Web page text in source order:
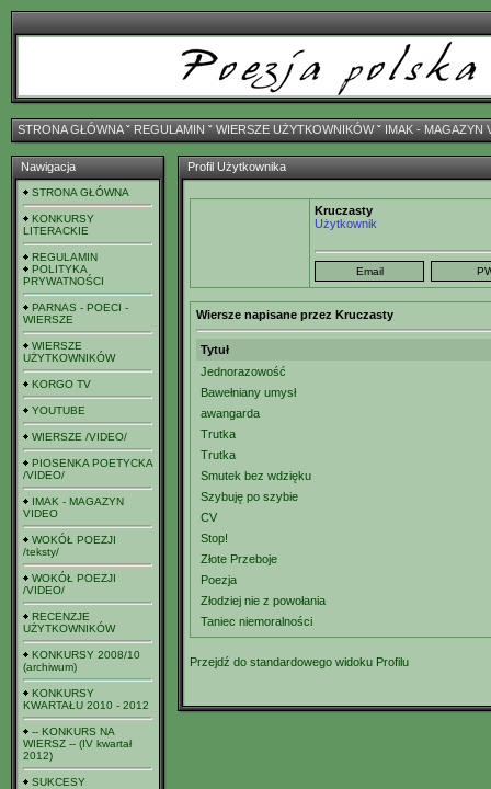
STRONA GŁÓWNAˇ REGULAMIN ˇ WIERSZE UŻYTKOWNIKÓWˇ IMAK - MAGAZYN
Nawigacja
STRONA GŁÓWNA
KONKURSY
LITERACKIE
REGULAMIN
POLITYKA
PRYWATNOŚCI
PARNAS - POECI -
WIERSZE
WIERSZE
UŻYTKOWNIKÓW
KORGO TV
YOUTUBE
WIERSZE /VIDEO/
PIOSENKA POETYCKA
/VIDEO/
IMAK - MAGAZYN
VIDEO
WOKÓŁ POEZJI
/teksty/
WOKÓŁ POEZJI
/VIDEO/
RECENZJE
UŻYTKOWNIKÓW
KONKURSY 2008/10
(archiwum)
KONKURSY
KWARTAŁU 2010 - 2012
-- KONKURS NA
WIERSZ -- (IV kwartał
2012)
SUKCESY
Profil Użytkownika
Kruczasty
Użytkownik
Wiersze napisane przez Kruczasty
Tytuł
Jednorazowość
Bawełniany umysł
awangarda
Trutka
Trutka
Smutek bez wdzięku
Szybuję po szybie
CV
Stop!
Złote Przeboje
Poezja
Złodziej nie z powołania
Taniec niemoralności
Przejdź do standardowego widoku Profilu